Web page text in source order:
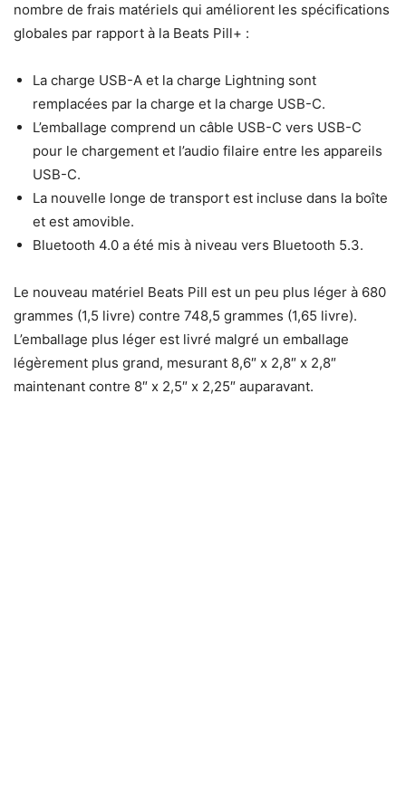
nombre de frais matériels qui améliorent les spécifications
globales par rapport à la Beats Pill+ :
La charge USB-A et la charge Lightning sont
remplacées par la charge et la charge USB-C.
L’emballage comprend un câble USB-C vers USB-C
pour le chargement et l’audio filaire entre les appareils
USB-C.
La nouvelle longe de transport est incluse dans la boîte
et est amovible.
Bluetooth 4.0 a été mis à niveau vers Bluetooth 5.3.
Le nouveau matériel Beats Pill est un peu plus léger à 680
grammes (1,5 livre) contre 748,5 grammes (1,65 livre).
L’emballage plus léger est livré malgré un emballage
légèrement plus grand, mesurant 8,6″ x 2,8″ x 2,8″
maintenant contre 8″ x 2,5″ x 2,25″ auparavant.